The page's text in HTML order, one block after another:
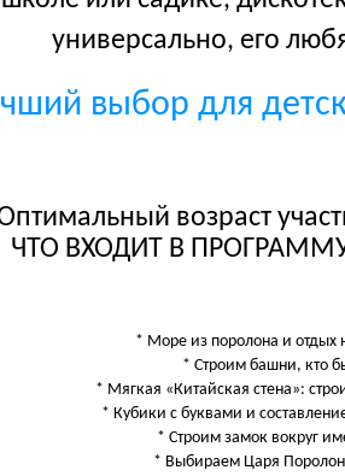
универсально, его
выбор для
возраст
ЧТО ВХОДИТ В
* Море из поролона и отдых
* Строим башни, кто
* Мягкая «Китайская стена»:
* Кубики с буквами и
* Строим замок вокруг
* Выбираем Царя